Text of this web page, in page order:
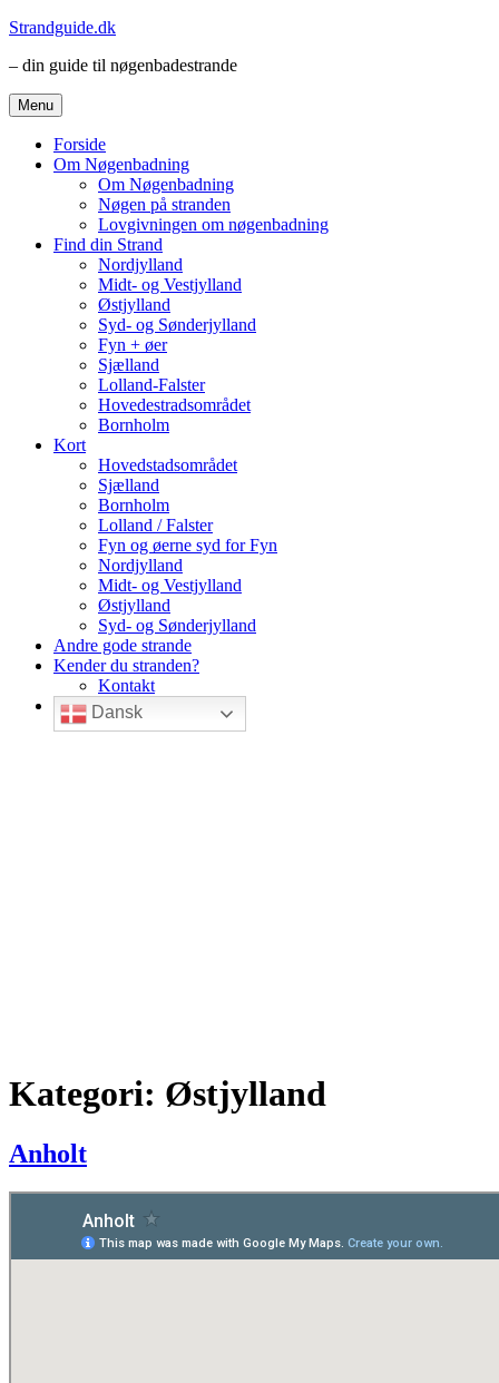
Videre
indhold
Strandguide.dk
– din guide til nøgenbadestrande
Menu
Forside
Om Nøgenbadning
Om Nøgenbadning
Nøgen på stranden
Lovgivningen om nøgenbadning
Find din Strand
Nordjylland
Midt- og Vestjylland
Østjylland
Syd- og Sønderjylland
Fyn + øer
Sjælland
Lolland-Falster
Hovedestradsområdet
Bornholm
Kort
Hovedstadsområdet
Sjælland
Bornholm
Lolland / Falster
Fyn og øerne syd for Fyn
Nordjylland
Midt- og Vestjylland
Østjylland
Syd- og Sønderjylland
Andre gode strande
Kender du stranden?
Kontakt
Dansk
Kategori: Østjylland
Anholt